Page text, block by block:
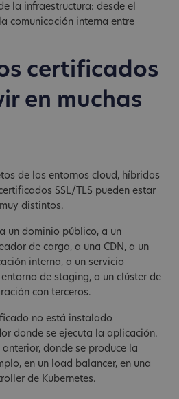
la infraestructura: desde el
comunicación interna entre
certificados
en muchas
de los entornos cloud, híbridos
SSL/TLS pueden estar
distintos.
un dominio público, a un
de carga, a una CDN, a un
interna, a un servicio
de staging, a un clúster de
con terceros.
no está instalado
donde se ejecuta la aplicación.
donde se produce la
en un load balancer, en una
de Kubernetes.